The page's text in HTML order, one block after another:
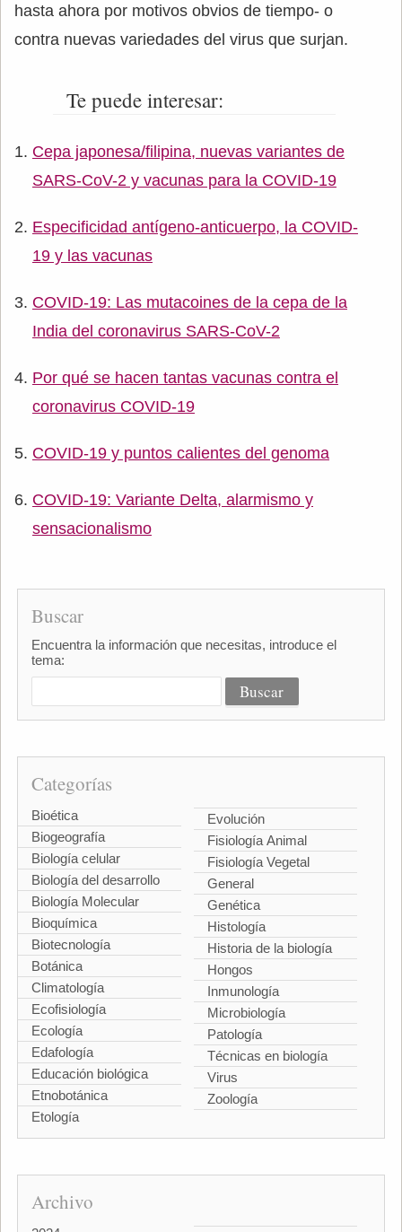
hasta ahora por motivos obvios de tiempo- o
contra nuevas variedades del virus que surjan.
Te puede interesar:
Cepa japonesa/filipina, nuevas variantes de
SARS-CoV-2 y vacunas para la COVID-19
Especificidad antígeno-anticuerpo, la COVID-
19 y las vacunas
COVID-19: Las mutacoines de la cepa de la
India del coronavirus SARS-CoV-2
Por qué se hacen tantas vacunas contra el
coronavirus COVID-19
COVID-19 y puntos calientes del genoma
COVID-19: Variante Delta, alarmismo y
sensacionalismo
Buscar
Encuentra la información que necesitas, introduce el
tema:
Categorías
Bioética
Biogeografía
Biología celular
Biología del desarrollo
Biología Molecular
Bioquímica
Biotecnología
Botánica
Climatología
Ecofisiología
Ecología
Edafología
Educación biológica
Etnobotánica
Etología
Evolución
Fisiología Animal
Fisiología Vegetal
General
Genética
Histología
Historia de la biología
Hongos
Inmunología
Microbiología
Patología
Técnicas en biología
Virus
Zoología
Archivo